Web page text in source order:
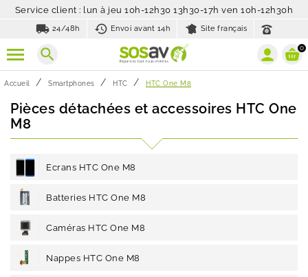
Service client : lun à jeu 10h-12h30 13h30-17h ven 10h-12h30h
local_shipping 24/48h history_toggle_off
Envoi avant 14h Site français
search 0
Accueil Smartphones HTC HTC One M8
Pièces détachées et accessoires HTC One
M8
Ecrans HTC One M8
Batteries HTC One M8
Caméras HTC One M8
Nappes HTC One M8